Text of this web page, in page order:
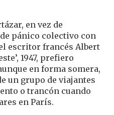
en vez de
pánico colectivo con
escritor francés Albert
1947, prefiero
en forma somera,
un grupo de viajantes
o trancón cuando
en París.